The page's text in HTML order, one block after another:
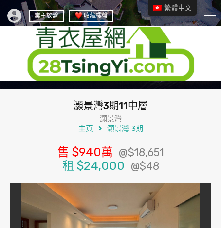
業主放盤 收藏樓盤
灝景灣3期11中層
灝景灣
主頁
灝景灣 3期
售 $940萬 @$18,651
租 $24,000 @$48
繁體中文